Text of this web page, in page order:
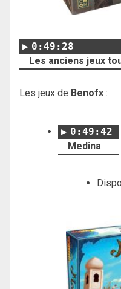
0:49:28
Les anciens jeux
Les jeux de Benofx :
0:49:42
Medina